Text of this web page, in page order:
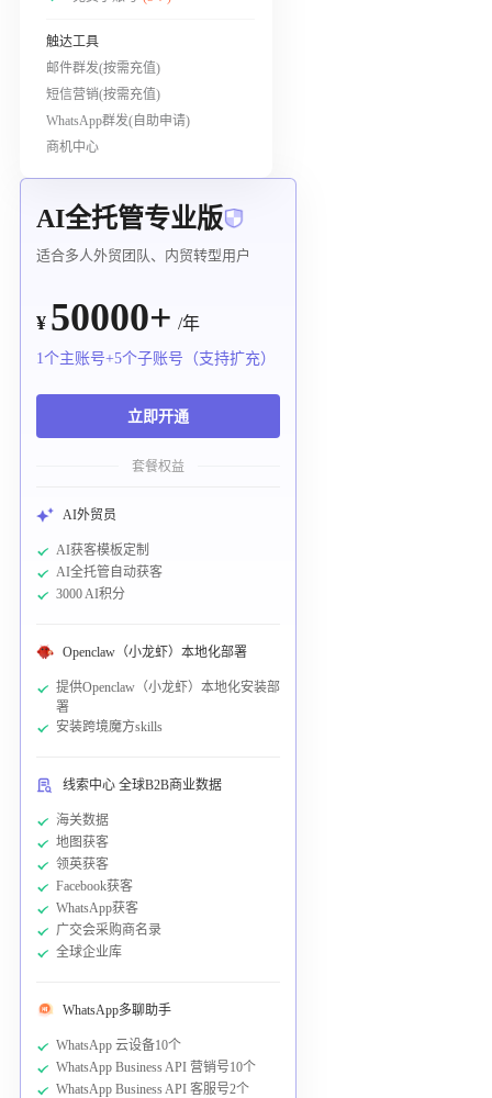
触达工具
邮件群发(按需充值)
短信营销(按需充值)
WhatsApp群发(自助申请)
商机中心
AI全托管专业版
适合多人外贸团队、内贸转型用户
¥ 50000+ /年
1个主账号+5个子账号（支持扩充）
立即开通
套餐权益
AI外贸员
AI获客模板定制
AI全托管自动获客
3000 AI积分
Openclaw（小龙虾）本地化部署
提供Openclaw（小龙虾）本地化安装部
署
安装跨境魔方skills
线索中心 全球B2B商业数据
海关数据
地图获客
领英获客
Facebook获客
WhatsApp获客
广交会采购商名录
全球企业库
WhatsApp多聊助手
WhatsApp 云设备10个
WhatsApp Business API 营销号10个
WhatsApp Business API 客服号2个